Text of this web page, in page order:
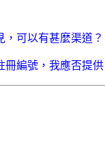
可以有甚麼渠道？
編號，我應否提供